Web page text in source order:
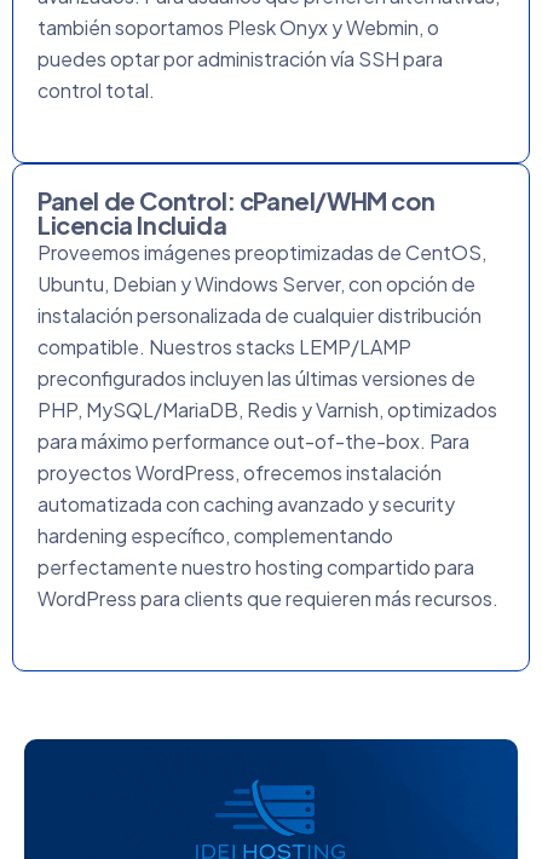
también soportamos Plesk Onyx y Webmin, o
puedes optar por administración vía SSH para
control total.
Panel de Control: cPanel/WHM con
Licencia Incluida
Proveemos imágenes preoptimizadas de CentOS,
Ubuntu, Debian y Windows Server, con opción de
instalación personalizada de cualquier distribución
compatible. Nuestros stacks LEMP/LAMP
preconfigurados incluyen las últimas versiones de
PHP, MySQL/MariaDB, Redis y Varnish, optimizados
para máximo performance out-of-the-box. Para
proyectos WordPress, ofrecemos instalación
automatizada con caching avanzado y security
hardening específico, complementando
perfectamente nuestrohosting compartido para
WordPresspara clients que requieren más recursos.